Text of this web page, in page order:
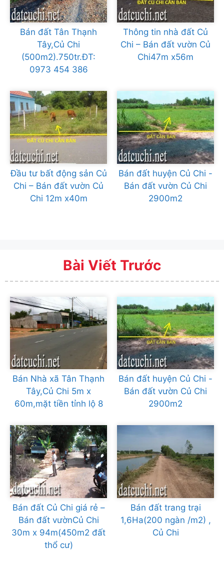
Bán đất Tân Thạnh
Tây,Củ Chi
(500m2).750tr.ĐT:
0973 454 386
Thông tin nhà đất Củ
Chi – Bán đất vườn Củ
Chi47m x56m
Đầu tư bất động sản Củ
Chi – Bán đất vườn Củ
Chi 12m x40m
Bán đất huyện Củ Chi -
Bán đất vườn Củ Chi
2900m2
Bài Viết Trước
Bán Nhà xã Tân Thạnh
Tây,Củ Chi 5m x
60m,mặt tiền tỉnh lộ 8
Bán đất huyện Củ Chi -
Bán đất vườn Củ Chi
2900m2
Bán đất Củ Chi giá rẻ –
Bán đất vườnCủ Chi
30m x 94m(450m2 đất
thổ cư)
Bán đất trang trại
1,6Ha(200 ngàn /m2) ,
Củ Chi